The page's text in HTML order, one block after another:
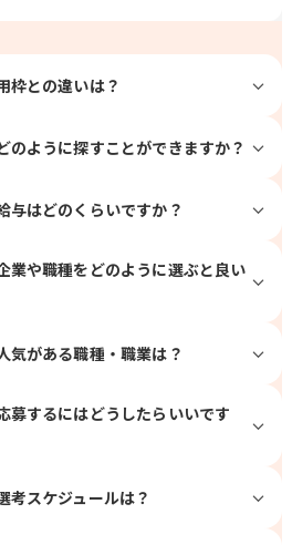
枠との違いは？
のように探すことができますか？
与はどのくらいですか？
業や職種をどのように選ぶと良い
気がある職種・職業は？
募するにはどうしたらいいです
考スケジュールは？